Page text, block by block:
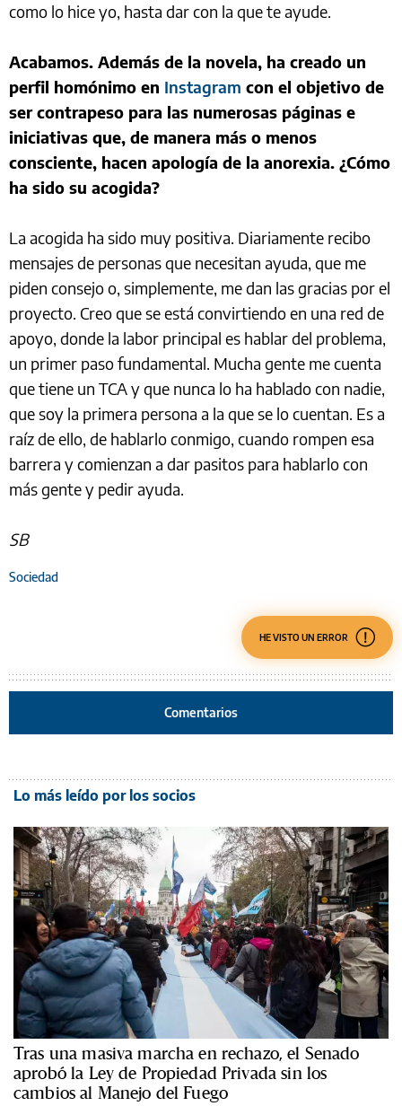
como lo hice yo, hasta dar con la que te ayude.
Acabamos. Además de la novela, ha creado un
perfil homónimo en Instagram con el objetivo de
ser contrapeso para las numerosas páginas e
iniciativas que, de manera más o menos
consciente, hacen apología de la anorexia. ¿Cómo
ha sido su acogida?
La acogida ha sido muy positiva. Diariamente recibo
mensajes de personas que necesitan ayuda, que me
piden consejo o, simplemente, me dan las gracias por el
proyecto. Creo que se está convirtiendo en una red de
apoyo, donde la labor principal es hablar del problema,
un primer paso fundamental. Mucha gente me cuenta
que tiene un TCA y que nunca lo ha hablado con nadie,
que soy la primera persona a la que se lo cuentan. Es a
raíz de ello, de hablarlo conmigo, cuando rompen esa
barrera y comienzan a dar pasitos para hablarlo con
más gente y pedir ayuda.
SB
Sociedad
HE VISTO UN ERROR
Comentarios
Lo más leído por los socios
Tras una masiva marcha en rechazo, el Senado
aprobó la Ley de Propiedad Privada sin los
cambios al Manejo del Fuego